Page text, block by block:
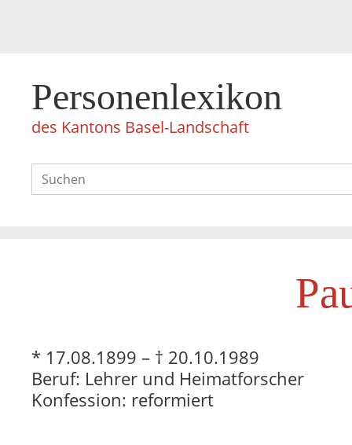
Personenlexikon
des Kantons Basel-Landschaft
* 17.08.1899 – † 20.10.1989
Beruf: Lehrer und Heimatforscher
Konfession: reformiert